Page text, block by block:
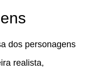
dos personagens
realista,